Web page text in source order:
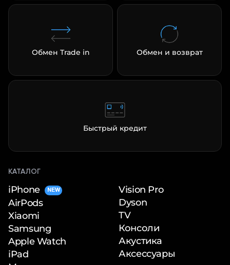
Обмен Trade in Обмен и возврат
Быстрый кредит
КАТАЛОГ
iPhone NEW
AirPods
Xiaomi
Samsung
Apple Watch
iPad
Vision Pro
Dyson
TV
Консоли
Акустика
Аксессуары